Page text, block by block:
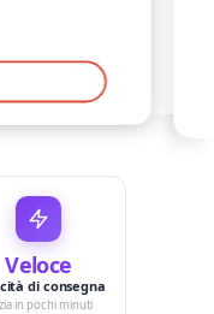
Veloce
di consegna
in pochi minuti